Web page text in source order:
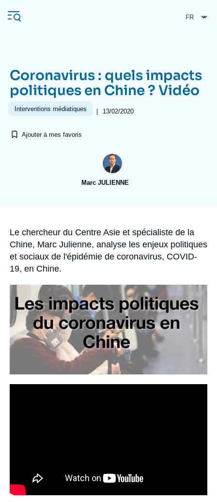
au
contenu
Navigation
principale
L'Ifri
Analyses
Nous soutenir
Recherches fréquentes
Proche-Orient
Coronavirus : quels impacts
politiques en Chine ? Vidéo
Interventions médiatiques | 13/02/2020
Ajouter à mes favoris
Marc JULIENNE
Accroche
Le chercheur du Centre Asie et spécialiste de la
Chine, Marc Julienne, analyse les enjeux politiques
et sociaux de l'épidémie de coronavirus, COVID-
19, en Chine.
principale
médiatique